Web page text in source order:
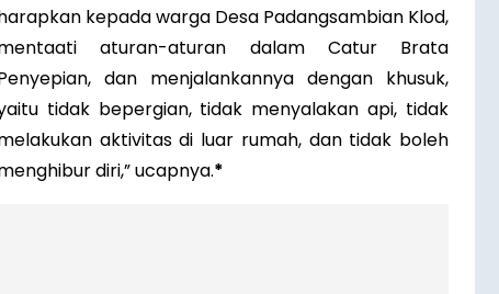
kepada warga Desa Padangsambian Klod,
aturan-aturan dalam Catur Brata
dan menjalankannya dengan khusuk,
tidak bepergian, tidak menyalakan api, tidak
aktivitas di luar rumah, dan tidak boleh
diri,” ucapnya.*